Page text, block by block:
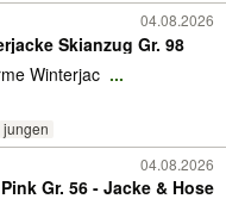
04.08.2026
Skianzug Gr. 98
Winterjac ...
jungen
04.08.2026
Gr. 56 - Jacke & Hose